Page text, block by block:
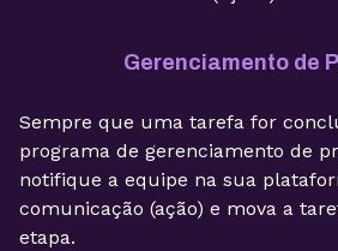
Gerenciamento de
Sempre que uma tarefa for
programa de gerenciamento de
notifique a equipe na sua
comunicação (ação) e mova a
etapa.